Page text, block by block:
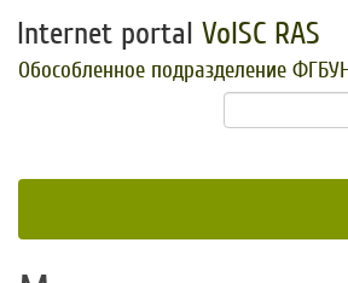
Internet portal VolSC RAS
Обособленное подразделение